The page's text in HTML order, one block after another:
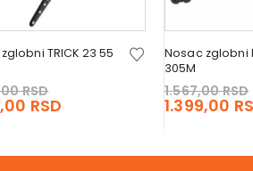
TRICK 23 55
RSD
price
RSD
1.999,00 RSD.
Nosac zglobni
305M
1.567,00RSD
1.399,00